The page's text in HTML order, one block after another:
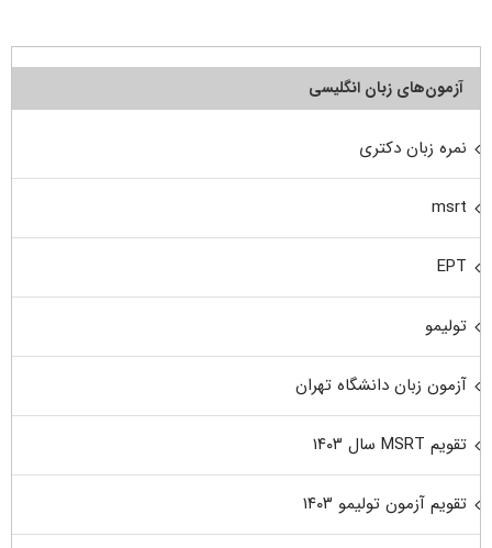
آزمون‌های زبان انگلیسی
نمره زبان دکتری
msrt
EPT
تولیمو
آزمون زبان دانشگاه تهران
تقویم MSRT سال ۱۴۰۳
تقویم آزمون تولیمو ۱۴۰۳